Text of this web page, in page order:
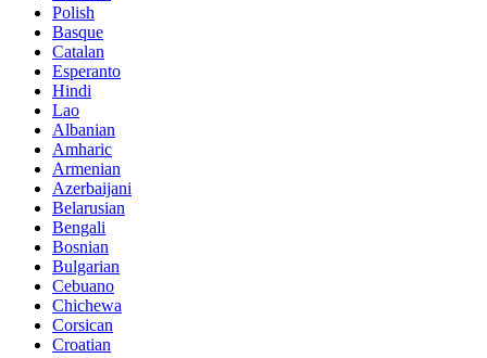
Polish
Basque
Catalan
Esperanto
Hindi
Lao
Albanian
Amharic
Armenian
Azerbaijani
Belarusian
Bengali
Bosnian
Bulgarian
Cebuano
Chichewa
Corsican
Croatian